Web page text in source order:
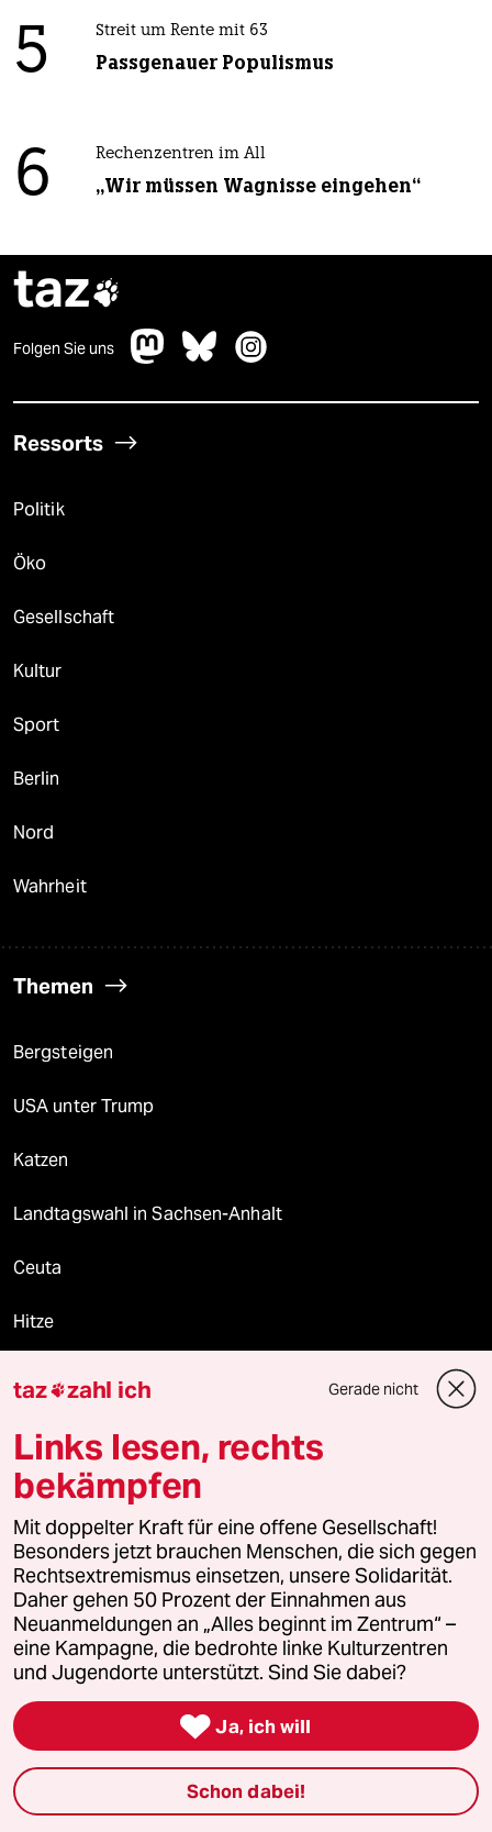
5 Streit um Rente mit 63
Passgenauer Populismus
6 Rechenzentren im All
„Wir müssen Wagnisse eingehen“
taz
Folgen Sie uns
Ressorts
Politik
Öko
Gesellschaft
Kultur
Sport
Berlin
Nord
Wahrheit
Themen
Bergsteigen
USA unter Trump
Katzen
Landtagswahl in Sachsen-Anhalt
Ceuta
Hitze
Aktuelles
Hausblog
Die Seitenwende
Stellen
Presse
Unterstützen
taz zahl ich Gerade nicht
Links lesen, rechts
bekämpfen
Mit doppelter Kraft für eine offene Gesellschaft!
Besonders jetzt brauchen Menschen, die sich gegen
Rechtsextremismus einsetzen, unsere Solidarität.
Daher gehen 50 Prozent der Einnahmen aus
Neuanmeldungen an „Alles beginnt im Zentrum“ –
eine Kampagne, die bedrohte linke Kulturzentren
und Jugendorte unterstützt. Sind Sie dabei?
 Ja, ich will
Schon dabei!